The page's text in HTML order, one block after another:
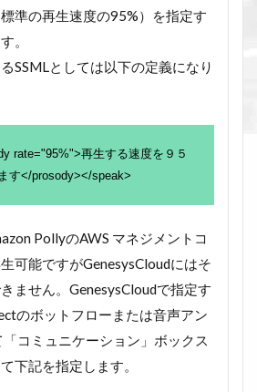
準の再生速度の95%）を指定す
。
SSMLとしては以下の定義になり
rate="95%">再生する速度を９５
す</prosody></speak>
PollyのAWS マネジメントコ
可能ですがGenesysCloudにはそ
ません。GenesysCloudで指定す
のボットフローまたは音声アン
コミュニケーション」ボックス
下記を指定します。